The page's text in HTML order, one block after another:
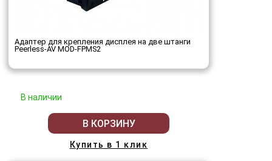
Адаптер для крепления дисплея на две штанги
Peerless-AV MOD-FPMS2
В наличии
В КОРЗИНУ
Купить в 1 клик